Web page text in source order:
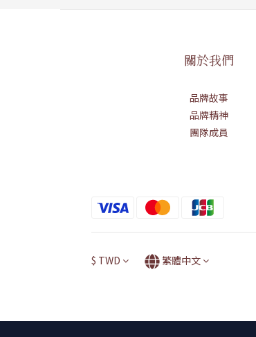
關於我們
品牌故事
品牌精神
團隊成員
$ TWD 繁體中文